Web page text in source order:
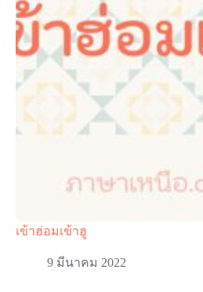
เข้าฮ่อมเข้าฮู
9 มีนาคม 2022